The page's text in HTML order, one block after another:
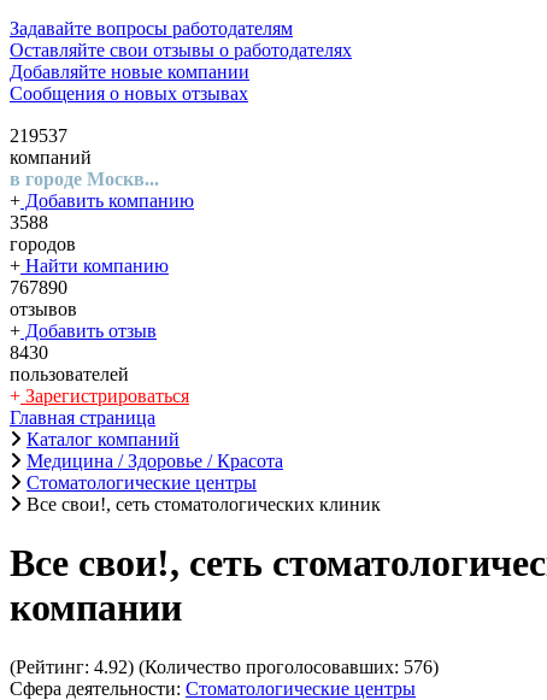
Задавайте вопросы работодателям
Оставляйте свои отзывы о работодателях
Добавляйте новые компании
Сообщения о новых отзывах
219537
компаний
в городе Москв...
+ Добавить компанию
3588
городов
+ Найти компанию
767890
отзывов
+ Добавить отзыв
8430
пользователей
+ Зарегистрироваться
Главная страница
Каталог компаний
Медицина / Здоровье / Красота
Стоматологические центры
Все свои!, сеть стоматологических клиник
Все свои!, сеть
компании
(Рейтинг: 4.92) (Количество проголосовавших: 576)
Сфера деятельности: Стоматологические центры